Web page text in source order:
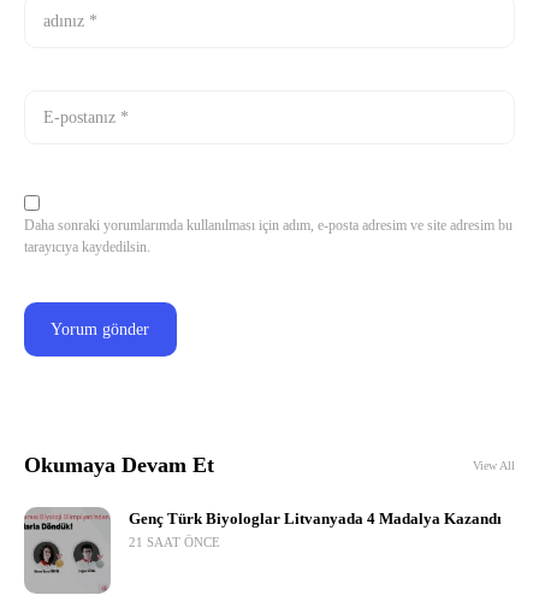
Daha sonraki yorumlarımda kullanılması için adım, e-posta adresim ve site adresim bu
tarayıcıya kaydedilsin.
Okumaya Devam Et View All
Genç Türk Biyologlar Litvanyada 4 Madalya Kazandı
21 SAAT ÖNCE